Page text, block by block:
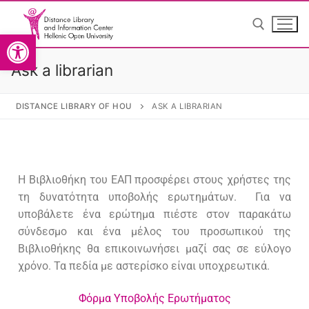
Ανοίξτε τη γραμμή
Home
Ask a librarian
DISTANCE LIBRARY OF HOU ASK A LIBRARIAN
Η Βιβλιοθήκη του ΕΑΠ προσφέρει στους χρήστες της
τη δυνατότητα υποβολής ερωτημάτων. Για να
υποβάλετε ένα ερώτημα πιέστε στον παρακάτω
σύνδεσμο και ένα μέλος του προσωπικού της
Βιβλιοθήκης θα επικοινωνήσει μαζί σας σε εύλογο
χρόνο. Τα πεδία με αστερίσκο είναι υποχρεωτικά.
Φόρμα Υποβολής Ερωτήματος